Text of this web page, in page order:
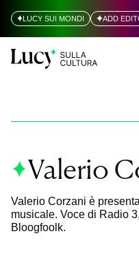
LUCY SUI MONDI ADD
Valerio
Valerio Corzani è
musicale. Voce di Radio
Bloogfoolk.